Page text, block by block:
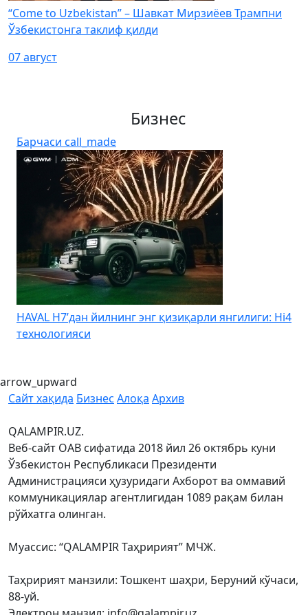
“Come to Uzbekistan” – Шавкат Мирзиёев Трампни
Ўзбекистонга таклиф қилди
07 август
Бизнес
Барчаси call_made
янгилиги: Hi4
Kia Uzbekistan – Kia Sonet учун
arrow_upward
Сайт хақида Бизнес Алоқа Архив
QALAMPIR.UZ.
Веб-сайт ОАВ сифатида 2018 йил 26 октябрь куни
Ўзбекистон Республикаси Президенти
Администрацияси ҳузуридаги Ахборот ва оммавий
коммуникациялар агентлигидан 1089 рақам билан
рўйхатга олинган.
Муассис: “QALAMPIR Таҳририят” МЧЖ.
Таҳририят манзили: Тошкент шаҳри, Беруний кўчаси,
88-уй.